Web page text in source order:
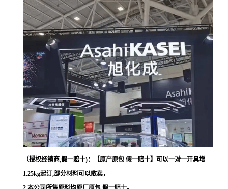
（授权经销商,假一赔十)：【原产原包 假一赔十】可以一对一开具增
1.25kg起订,部分材料可以散卖，